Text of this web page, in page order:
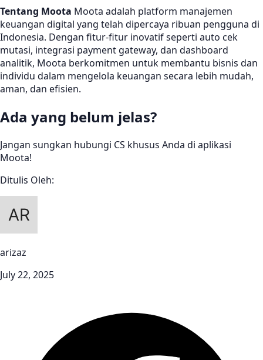
Tentang Moota Moota adalah platform manajemen
keuangan digital yang telah dipercaya ribuan pengguna di
Indonesia. Dengan fitur-fitur inovatif seperti auto cek
mutasi, integrasi payment gateway, dan dashboard
analitik, Moota berkomitmen untuk membantu bisnis dan
individu dalam mengelola keuangan secara lebih mudah,
aman, dan efisien.
Ada yang belum jelas?
Jangan sungkan hubungi CS khusus Anda di aplikasi
Moota!
Ditulis Oleh:
arizaz
July 22, 2025